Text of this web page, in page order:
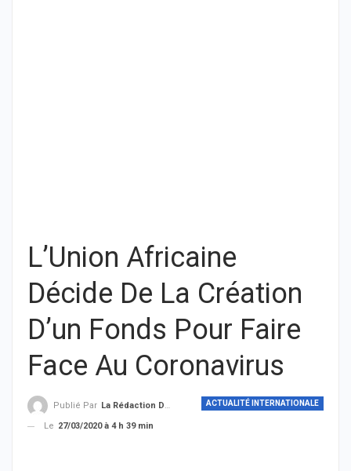
L’Union Africaine
Décide De La Création
D’un Fonds Pour Faire
Face Au Coronavirus
ACTUALITÉ INTERNATIONALE
Publié Par La Rédaction De THIEYSENEGAL.com
Le 27/03/2020 à 4 h 39 min